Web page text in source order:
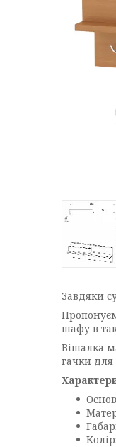
Завдяки
шафу в
Вішалка
гачки